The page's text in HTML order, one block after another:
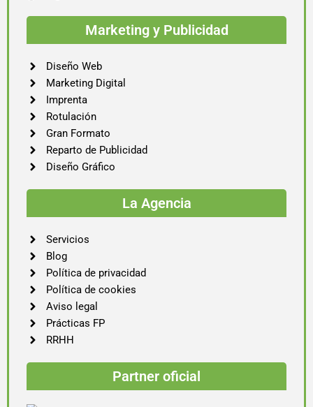
Marketing y Publicidad
Diseño Web
Marketing Digital
Imprenta
Rotulación
Gran Formato
Reparto de Publicidad
Diseño Gráfico
La Agencia
Servicios
Blog
Política de privacidad
Política de cookies
Aviso legal
Prácticas FP
RRHH
Partner oficial